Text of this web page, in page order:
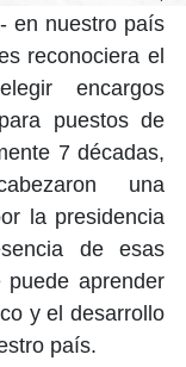
en nuestro país
reconociera el
encargos
puestos de
7 décadas,
una
la presidencia
de esas
aprender
y el desarrollo
país.